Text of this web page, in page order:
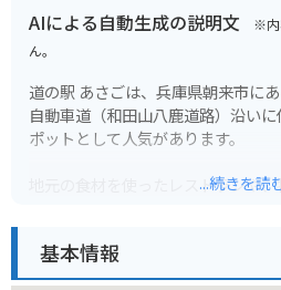
AIによる自動生成の説明文 ※内
ん。
道の駅 あさごは、兵庫県朝来市に
自動車道（和田山八鹿道路）沿い
ポットとして人気があります。
地元の食材を使ったレストランや
そばを使ったそばがきなど、ご当
バイクで訪れる場合は、駐車場も
...続きを読
基本情報